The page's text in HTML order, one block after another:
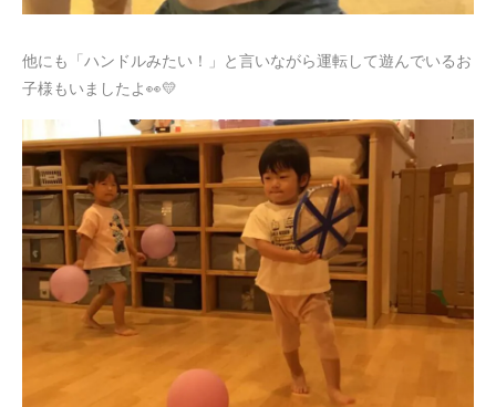
他にも「ハンドルみたい！」と言いながら運転して遊んでいるお
子様もいましたよ👀💛